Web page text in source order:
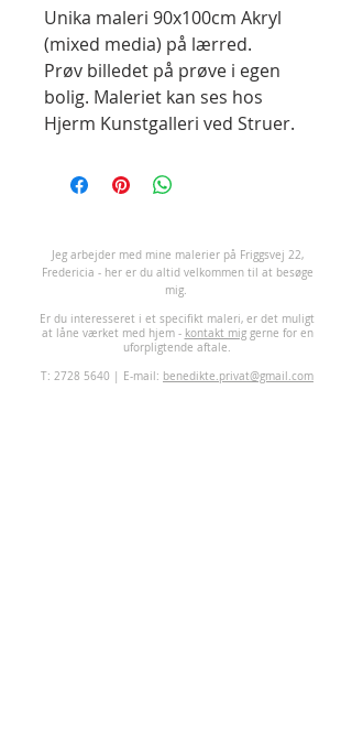
Unika maleri 90x100cm Akryl
(mixed media) på lærred.
Prøv billedet på prøve i egen
bolig. Maleriet kan ses hos
Hjerm Kunstgalleri ved Struer.
eg arbejder med mine malerier på Friggsvej 22,
Fredericia - her er du altid velkommen til at besøge
mig.
Er du interesseret i et specifikt maleri, er det muligt
at låne værket med hjem - kontakt miggerne for en
uforpligtende aftale.
T: 2728 5640 | E-mail: benedikte.privat@gmail.com